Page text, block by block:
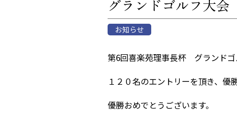
グランドゴルフ大
お知らせ
第6回喜楽苑理事長杯 グランドゴ
１２０名のエントリーを頂き、優
優勝おめでとうございます。